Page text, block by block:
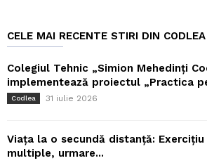
CELE MAI RECENTE STIRI DIN CODLEA
Colegiul Tehnic „Simion Mehedinți
implementează proiectul „Practica
Codlea 31 iulie 2026
Viața la o secundă distanță: Exercițiu
multiple, urmare...